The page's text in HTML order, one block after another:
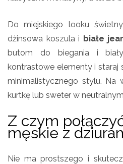
Do miejskiego looku
dżinsowa koszula i białe
butom do biegania i
kontrastowe elementy i staraj
minimalistycznego stylu. Na
kurtkę lub sweter w
Z czym
męskie z
Nie ma prostszego i